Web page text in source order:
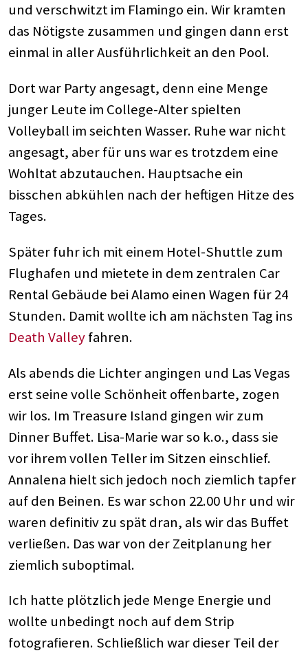
und verschwitzt im Flamingo ein. Wir kramten
das Nötigste zusammen und gingen dann erst
einmal in aller Ausführlichkeit an den Pool.
Dort war Party angesagt, denn eine Menge
junger Leute im College-Alter spielten
Volleyball im seichten Wasser. Ruhe war nicht
angesagt, aber für uns war es trotzdem eine
Wohltat abzutauchen. Hauptsache ein
bisschen abkühlen nach der heftigen Hitze des
Tages.
Später fuhr ich mit einem Hotel-Shuttle zum
Flughafen und mietete in dem zentralen Car
Rental Gebäude bei Alamo einen Wagen für 24
Stunden. Damit wollte ich am nächsten Tag ins
Death Valleyfahren.
Als abends die Lichter angingen und Las Vegas
erst seine volle Schönheit offenbarte, zogen
wir los. Im Treasure Island gingen wir zum
Dinner Buffet. Lisa-Marie war so k.o., dass sie
vor ihrem vollen Teller im Sitzen einschlief.
Annalena hielt sich jedoch noch ziemlich tapfer
auf den Beinen. Es war schon 22.00 Uhr und wir
waren definitiv zu spät dran, als wir das Buffet
verließen. Das war von der Zeitplanung her
ziemlich suboptimal.
Ich hatte plötzlich jede Menge Energie und
wollte unbedingt noch auf dem Strip
fotografieren. Schließlich war dieser Teil der